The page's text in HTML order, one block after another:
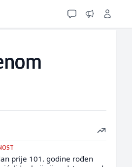
prije 101. godine rođen